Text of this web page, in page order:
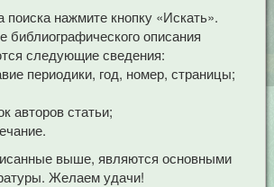
поиска нажмите кнопку «Искать».
библиографического описания
следующие сведения:
периодики, год, номер, страницы;
авторов статьи;
выше, являются основными
Желаем удачи!